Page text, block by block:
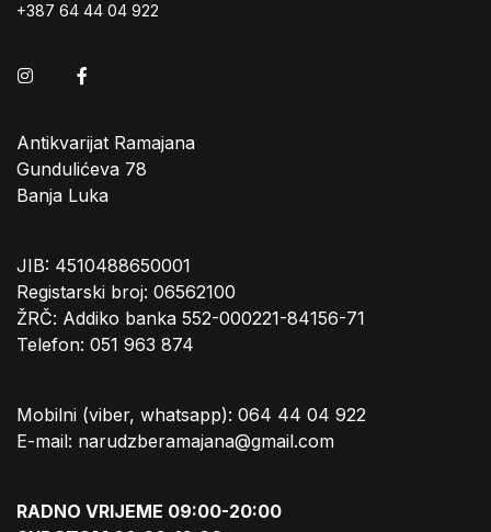
+387 64 44 04 922
Instagram
Antikvarijat Ramajana
Gundulićeva 78
Banja Luka
JIB: 4510488650001
Registarski broj: 06562100
ŽRČ: Addiko banka 552-000221-84156-71
Telefon: 051 963 874
Mobilni (viber, whatsapp): 064 44 04 922
E-mail: narudzberamajana@gmail.com
RADNO VRIJEME 09:00-20:00